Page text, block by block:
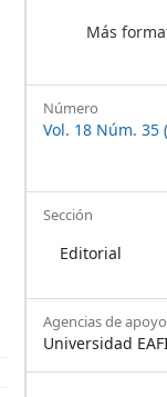
Más
Número
Vol. 18 Núm. 35
Sección
Editorial
Agencias de apoyo
Universidad